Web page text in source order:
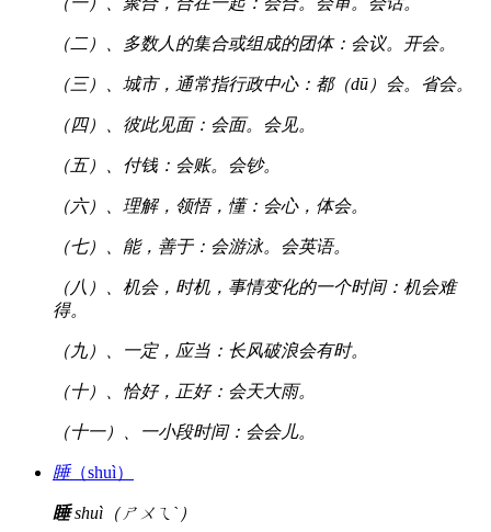
（二）、多数人的集合或组成的团体：会议。开会。
（三）、城市，通常指行政中心：都（dū）会。省会。
（四）、彼此见面：会面。会见。
（五）、付钱：会账。会钞。
（六）、理解，领悟，懂：会心，体会。
（七）、能，善于：会游泳。会英语。
（八）、机会，时机，事情变化的一个时间：机会难
得。
（九）、一定，应当：长风破浪会有时。
（十）、恰好，正好：会天大雨。
（十一）、一小段时间：会会儿。
睡（shuì）
睡shuì（ㄕㄨㄟˋ）